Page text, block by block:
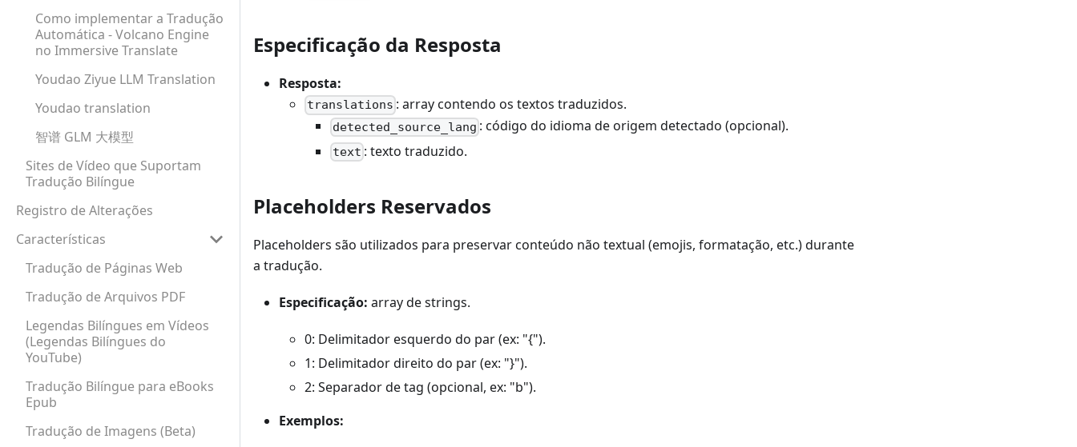
Como implementar a Tradução
Automática - Volcano Engine
no Immersive Translate
Youdao Ziyue LLM Translation
Youdao translation
智谱 GLM 大模型
Sites de Vídeo que Suportam
Tradução Bilíngue
Registro de Alterações
Características
Tradução de Páginas Web
Tradução de Arquivos PDF
Legendas Bilíngues em Vídeos
(Legendas Bilíngues do
YouTube)
Tradução Bilíngue para eBooks
Epub
Tradução de Imagens (Beta)
Especificação da Resposta
Resposta:
translations : array contendo os textos traduzidos.
detected_source_lang : código do idioma de origem detectado (opcional).
text : texto traduzido.
Placeholders Reservados
Placeholders são utilizados para preservar conteúdo não textual (emojis, formatação, etc.) durante
a tradução.
Especificação: array de strings.
0: Delimitador esquerdo do par (ex: "{").
1: Delimitador direito do par (ex: "}").
2: Separador de tag (opcional, ex: "b").
Exemplos: